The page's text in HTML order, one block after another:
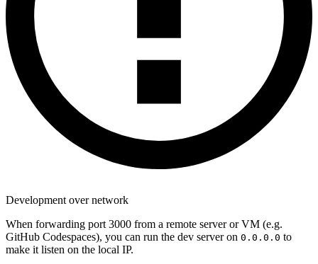
Development over network
When forwarding port 3000 from a remote server or VM (e.g.
GitHub Codespaces), you can run the dev server on 0.0.0.0 to
make it listen on the local IP.